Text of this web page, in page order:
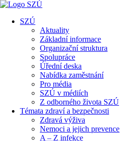
SZÚ
Aktuality
Základní informace
Organizační struktura
Spolupráce
Úřední deska
Nabídka zaměstnání
Pro média
SZÚ v médiích
Z odborného života SZÚ
Témata zdraví a bezpečnosti
Zdravá výživa
Nemoci a jejich prevence
A – Z infekce